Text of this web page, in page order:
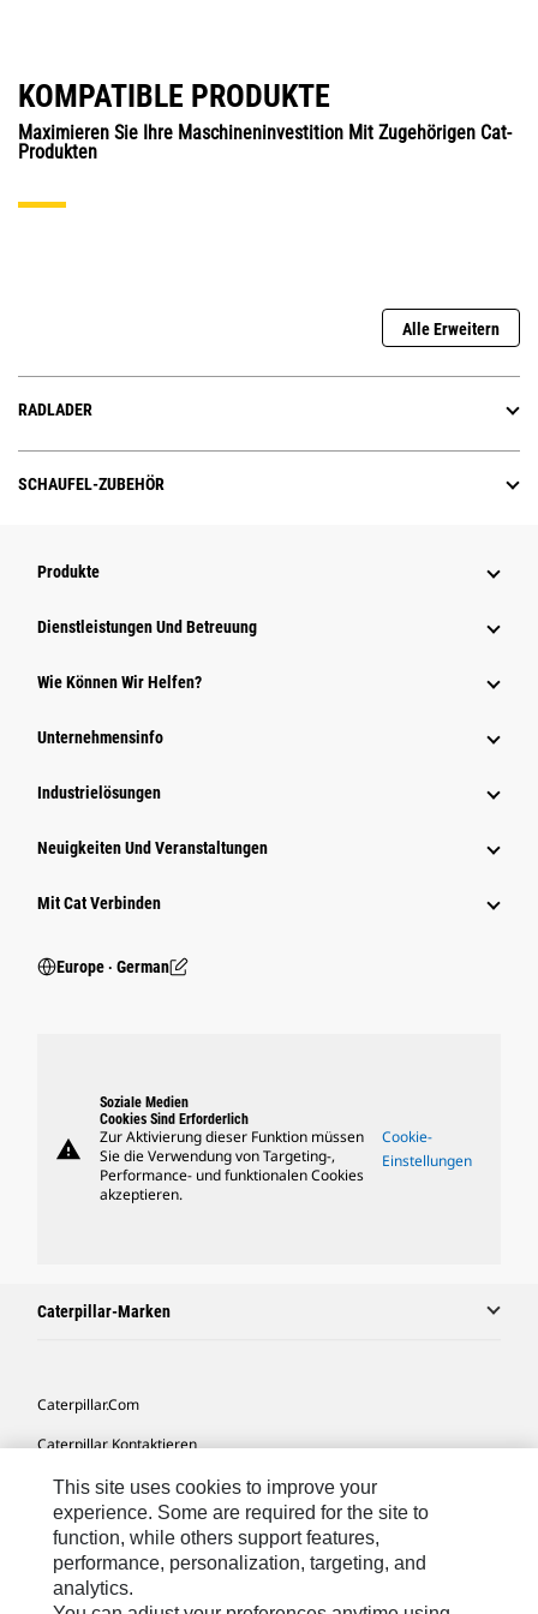
KOMPATIBLE PRODUKTE
Maximieren Sie Ihre Maschineninvestition Mit Zugehörigen Cat-
Produkten
Alle Erweitern
RADLADER
SCHAUFEL-ZUBEHÖR
Produkte
Dienstleistungen Und Betreuung
Wie Können Wir Helfen?
Unternehmensinfo
Industrielösungen
Neuigkeiten Und Veranstaltungen
Mit Cat Verbinden
Europe ‧ German
warning
Soziale Medien
Cookies Sind Erforderlich
Zur Aktivierung dieser Funktion müssen
Sie die Verwendung von Targeting-,
Performance- und funktionalen Cookies
akzeptieren.
Cookie-
Einstellungen
Caterpillar-Marken
Caterpillar.com
Caterpillar Kontaktieren
Meine Marketing-Präferenzen
Seitenübersicht
Cookie Settings
Rechtliche Hinweise
This site uses cookies to improve your
experience. Some are required for the site to
function, while others support features,
performance, personalization, targeting, and
analytics.